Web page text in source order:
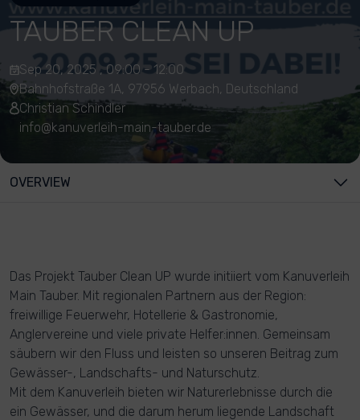
TAUBER CLEAN UP
Sep 20, 2025 , 09:00 - 12:00
Bahnhofstraße 1A, 97956 Werbach, Deutschland
Christian Schindler
info@kanuverleih-main-tauber.de
OVERVIEW
Das Projekt Tauber Clean UP wurde initiiert vom Kanuverleih
Main Tauber. Mit regionalen Partnern aus der Region:
freiwillige Feuerwehr, Hotellerie & Gastronomie,
Anglervereine und viele private Helfer:innen. Gemeinsam
säubern wir den Fluss und leisten so unseren Beitrag zum
Gewässer-, Landschafts- und Naturschutz.
Mit dem Kanuverleih bieten wir Naturerlebnisse durch die
ein Gewässer, und die darum herum liegende Landschaft